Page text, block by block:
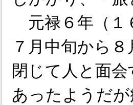
元禄６年（１
７月中旬から
閉じて人と面
あったようだ